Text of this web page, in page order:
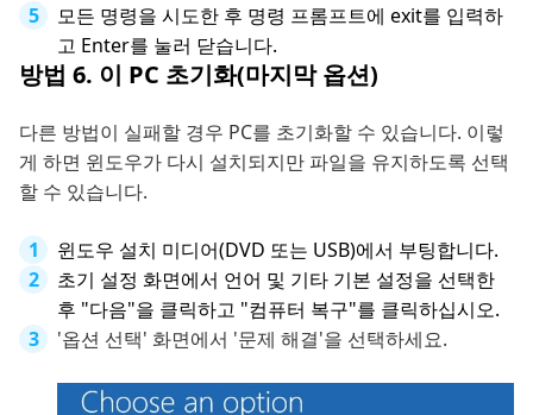
모든 명령을 시도한 후 명령 프롬프트에 exit를 입력하
고 Enter를 눌러 닫습니다.
방법 6. 이 PC 초기화(마지막 옵션)
다른 방법이 실패할 경우 PC를 초기화할 수 있습니다. 이렇
게 하면 윈도우가 다시 설치되지만 파일을 유지하도록 선택
할 수 있습니다.
윈도우 설치 미디어(DVD 또는 USB)에서 부팅합니다.
초기 설정 화면에서 언어 및 기타 기본 설정을 선택한
후 "다음"을 클릭하고 "컴퓨터 복구"를 클릭하십시오.
'옵션 선택' 화면에서 '문제 해결'을 선택하세요.